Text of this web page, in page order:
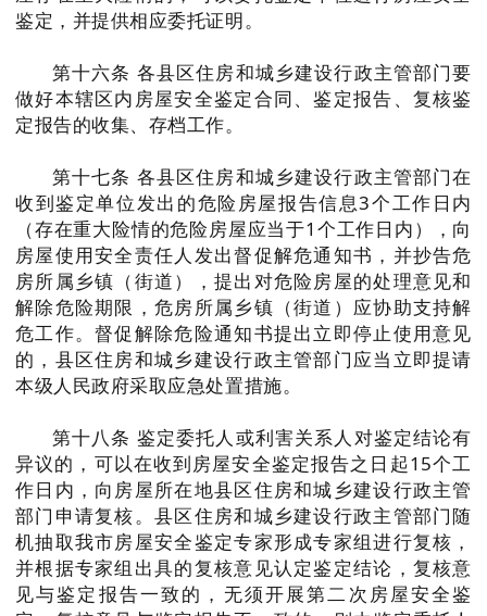
鉴定，并提供相应委托证明。
第十六条 各县区住房和城乡建设行政主管部门要
做好本辖区内房屋安全鉴定合同、鉴定报告、复核鉴
定报告的收集、存档工作。
第十七条 各县区住房和城乡建设行政主管部门在
收到鉴定单位发出的危险房屋报告信息3个工作日内
（存在重大险情的危险房屋应当于1个工作日内），向
房屋使用安全责任人发出督促解危通知书，并抄告危
房所属乡镇（街道），提出对危险房屋的处理意见和
解除危险期限，危房所属乡镇（街道）应协助支持解
危工作。督促解除危险通知书提出立即停止使用意见
的，县区住房和城乡建设行政主管部门应当立即提请
本级人民政府采取应急处置措施。
第十八条 鉴定委托人或利害关系人对鉴定结论有
异议的，可以在收到房屋安全鉴定报告之日起15个工
作日内，向房屋所在地县区住房和城乡建设行政主管
部门申请复核。县区住房和城乡建设行政主管部门随
机抽取我市房屋安全鉴定专家形成专家组进行复核，
并根据专家组出具的复核意见认定鉴定结论，复核意
见与鉴定报告一致的，无须开展第二次房屋安全鉴